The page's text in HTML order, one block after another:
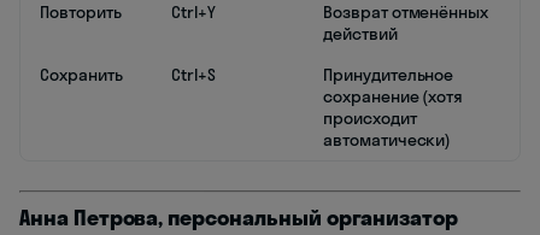
Повторить
Ctrl+Y
Возврат отменённых
действий
Сохранить
Ctrl+S
Принудительное
сохранение (хотя
происходит
автоматически)
Анна Петрова, персональный организатор